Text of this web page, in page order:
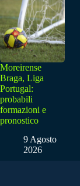
Moreirense
Braga, Liga
Portugal:
probabili
formazioni e
pronostico
9 Agosto
2026